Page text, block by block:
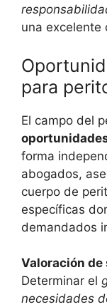
una excelente
para
El campo del
forma
abogados,
cuerpo de
específicas
demandados
Valoración
Determinar el
necesidades